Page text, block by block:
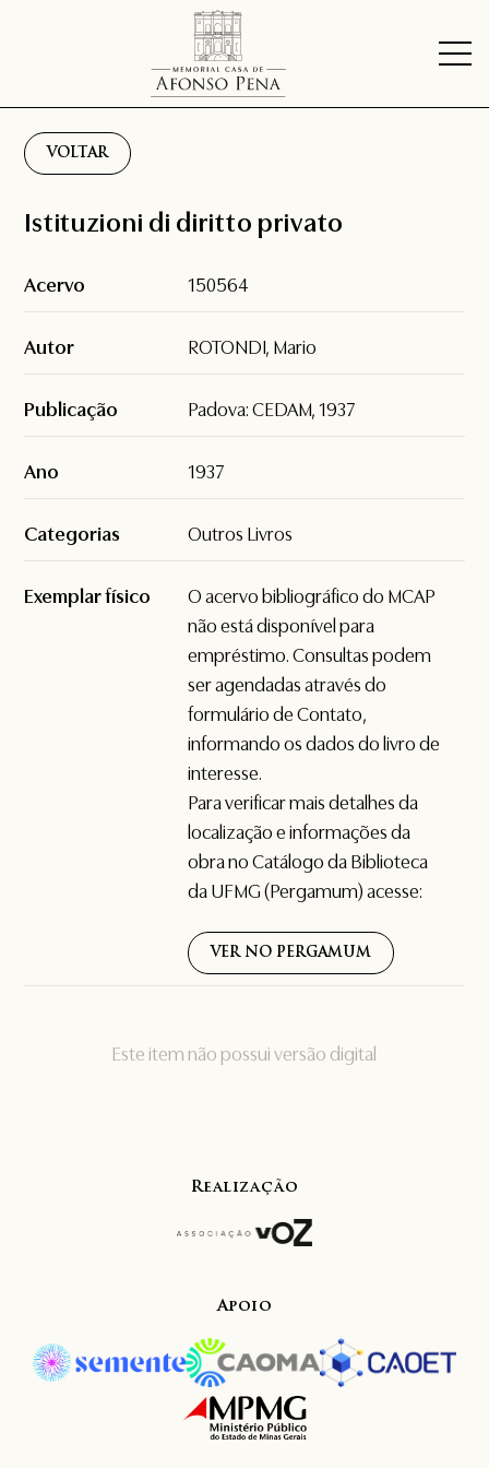
VOLTAR
Este item não possui versão digital
Istituzioni di diritto privato
Acervo 150564
Autor ROTONDI, Mario
Publicação Padova: CEDAM, 1937
Ano 1937
Categorias Outros Livros
Exemplar físico
O acervo bibliográfico do MCAP
não está disponível para
empréstimo. Consultas podem
ser agendadas através do
formulário deContato,
informando os dados do livro de
interesse.
Para verificar mais detalhes da
localização e informações da
obra no Catálogo da Biblioteca
da UFMG (Pergamum) acesse:
VER NO PERGAMUM
Realização
Apoio